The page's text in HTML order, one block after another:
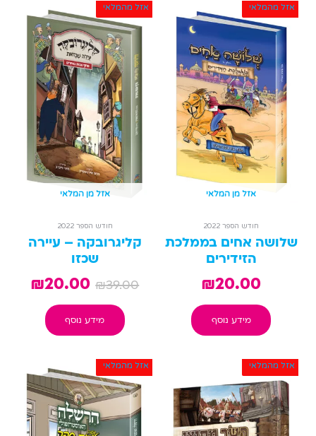
אזל מהמלאי
אזל מן המלאי
חודש הספר 2022
שלושה אחים בממלכת
הזידירים
₪20.00
מידע נוסף
אזל מהמלאי
אזל מן המלאי
חודש הספר 2022
קליגרובקה – עיירה
שכזו
₪39.00
המחיר
המקורי
היה:
₪39.00.
₪20.00
מידע נוסף
אזל מהמלאי אזל מהמלאי